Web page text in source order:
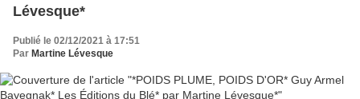
Lévesque*
Publié le 02/12/2021 à 17:51
Par Martine Lévesque